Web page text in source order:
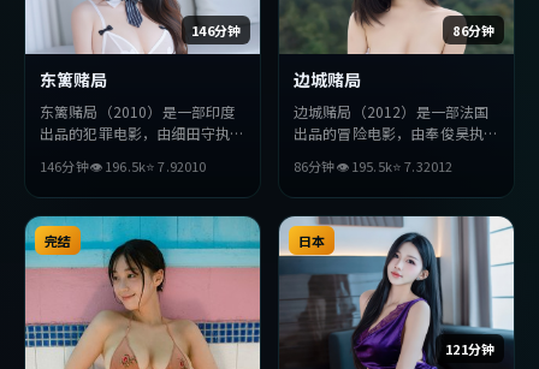
146分钟
东篱赌局
东篱赌局（2010）是一部印度
出品的犯罪电影，由细田守执
等主演。影片在叙事与视听上力
求突破，探讨人性与抉择，节奏
张弛有度，适合喜欢该类型的观
众完整观看。
146分钟👁196.5k⭐7.92010
86分钟
边城赌局
边城赌局（2012）是一部法国
出品的冒险电影，由奉俊昊执
演。影片在叙事与视听上力求突
破，探讨人性与抉择，节奏张弛
有度，适合喜欢该类型的观众完
整观看。
86分钟👁195.5k⭐7.32012
完结
121分钟
日本